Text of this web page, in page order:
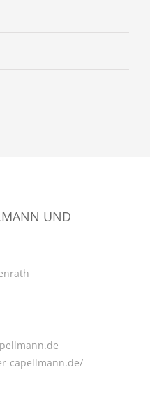
UND
capellmann.de/